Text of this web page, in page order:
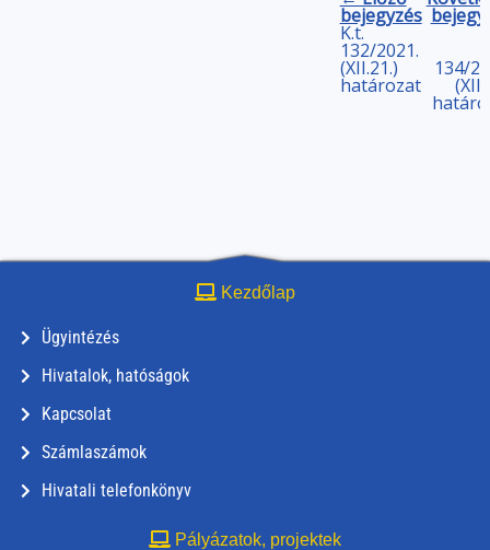
bejegyzés
K.t.
132/2021.
(XII.21.)
határozat
134/
Kezdőlap
Ügyintézés
Hivatalok, hatóságok
Kapcsolat
Számlaszámok
Hivatali telefonkönyv
Pályázatok, projektek